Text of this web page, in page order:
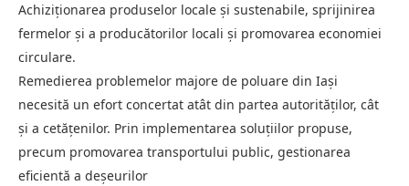
Achiziționarea produselor locale și sustenabile, sprijinirea
fermelor și a producătorilor locali și promovarea economiei
circulare.
Remedierea problemelor majore de poluare din Iași
necesită un efort concertat atât din partea autorităților, cât
și a cetățenilor. Prin implementarea soluțiilor propuse,
precum promovarea transportului public, gestionarea
eficientă a deșeurilor